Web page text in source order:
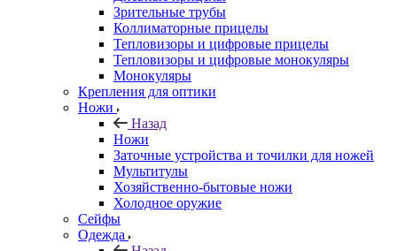
Зрительные трубы
Коллиматорные прицелы
Тепловизоры и цифровые прицелы
Тепловизоры и цифровые монокуляры
Монокуляры
Крепления для оптики
Ножи
Назад
Ножи
Заточные устройства и точилки для ножей
Мультитулы
Хозяйственно-бытовые ножи
Холодное оружие
Сейфы
Одежда